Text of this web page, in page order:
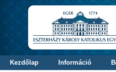
Kezdőlap Információ